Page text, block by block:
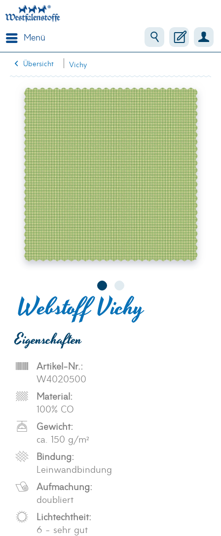
Menü
Übersicht Vichy
Webstoff Vichy
Eigenschaften
Artikel-Nr.:
W4020500
Material:
100% CO
Gewicht:
ca. 150 g/m²
Bindung:
Leinwandbindung
Aufmachung:
doubliert
Lichtechtheit:
6 - sehr gut